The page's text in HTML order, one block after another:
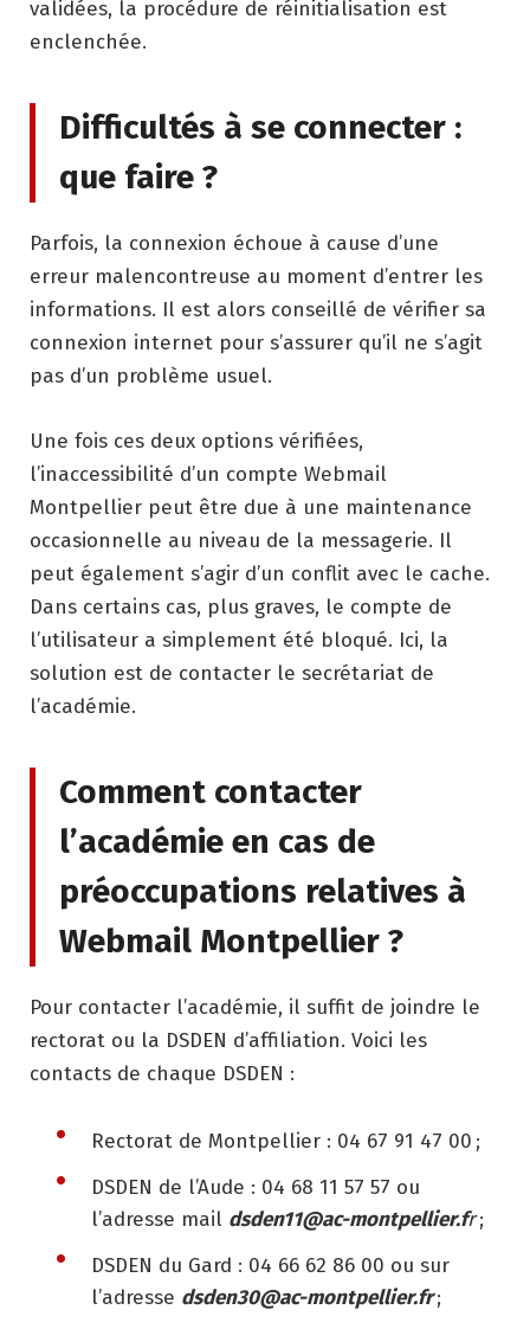
validées, la procédure de réinitialisation est
enclenchée.
Difficultés à se connecter :
que faire ?
Parfois, la connexion échoue à cause d’une
erreur malencontreuse au moment d’entrer les
informations. Il est alors conseillé de vérifier sa
connexion internet pour s’assurer qu’il ne s’agit
pas d’un problème usuel.
Une fois ces deux options vérifiées,
l’inaccessibilité d’un compte Webmail
Montpellier peut être due à une maintenance
occasionnelle au niveau de la messagerie. Il
peut également s’agir d’un conflit avec le cache.
Dans certains cas, plus graves, le compte de
l’utilisateur a simplement été bloqué. Ici, la
solution est de contacter le secrétariat de
l’académie.
Comment contacter
l’académie en cas de
préoccupations relatives à
Webmail Montpellier ?
Pour contacter l’académie, il suffit de joindre le
rectorat ou la DSDEN d’affiliation. Voici les
contacts de chaque DSDEN :
Rectorat de Montpellier : 04 67 91 47 00 ;
DSDEN de l’Aude : 04 68 11 57 57 ou
l’adresse mail dsden11@ac-montpellier.fr;
DSDEN du Gard : 04 66 62 86 00 ou sur
l’adresse dsden30@ac-montpellier.fr;